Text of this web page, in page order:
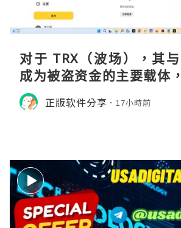
对于 TRX（波场），其
成为被盗资金的主要载体
络在加密金融领域的巨大
率。黑客选择在波场上
正版软件分享 17小時前